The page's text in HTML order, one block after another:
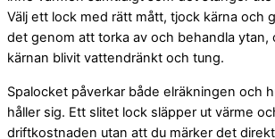
Välj ett lock med rätt mått, tjock kärna och
det genom att torka av och behandla ytan,
kärnan blivit vattendränkt och tung.
Spalocket påverkar både elräkningen och
håller sig. Ett slitet lock släpper ut värme
driftkostnaden utan att du märker det